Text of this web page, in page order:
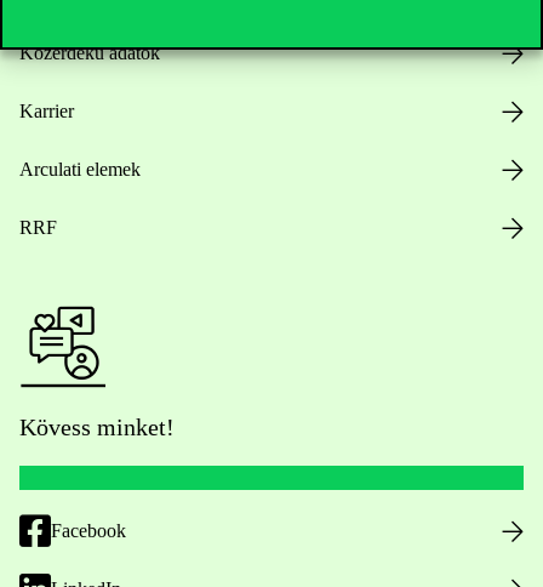
Közérdekű adatok
Karrier
Arculati elemek
RRF
Kövess minket!
Facebook